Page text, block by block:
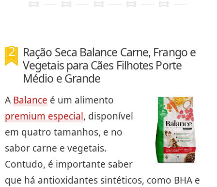
Ração Seca Balance Carne, Frango e
Vegetais para Cães Filhotes Porte
Médio e Grande
A Balance é um alimento
premium especial, disponível
em quatro tamanhos, e no
sabor carne e vegetais.
Contudo, é importante saber
que há antioxidantes sintéticos, como BHA e